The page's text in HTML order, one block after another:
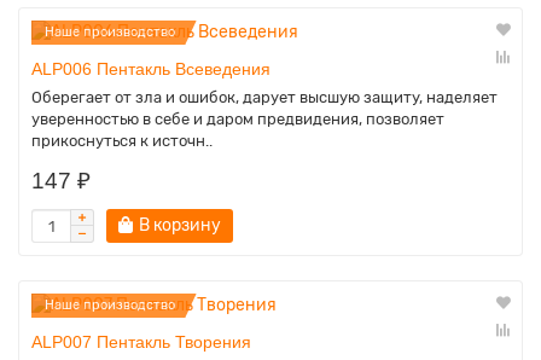
Наше производство
ALP006 Пентакль Всеведения
Оберегает от зла и ошибок, дарует высшую защиту, наделяет
уверенностью в себе и даром предвидения, позволяет
прикоснуться к источн..
147 ₽
В корзину
Наше производство
ALP007 Пентакль Творения